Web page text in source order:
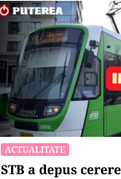
ACTUALITATE
STB a depus